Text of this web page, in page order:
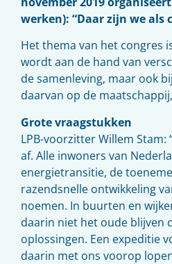
werken): “Daar zijn we
Het thema van het congres
wordt aan de hand van
de samenleving, maar ook
daarvan op de
Grote vraagstukken
LPB-voorzitter Willem
af. Alle inwoners van
energietransitie, de
razendsnelle ontwikkeling
noemen. In buurten en
daarin niet het oude blijven
oplossingen. Een expeditie
daarin met ons voorop